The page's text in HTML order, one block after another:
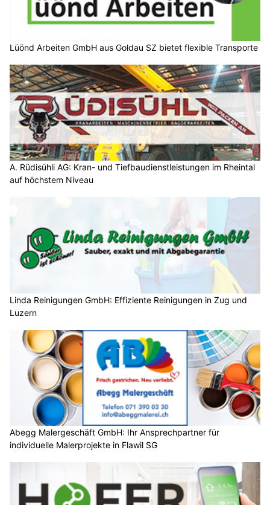
Lüönd Arbeiten GmbH aus Goldau SZ bietet flexible Transporte
A. Rüdisühli AG: Kran- und Tiefbaudienstleistungen im Rheintal
auf höchstem Niveau
Linda Reinigungen GmbH: Effiziente Reinigungen in Zug und
Luzern
Abegg Malergeschäft GmbH: Ihr Ansprechpartner für
individuelle Malerprojekte in Flawil SG